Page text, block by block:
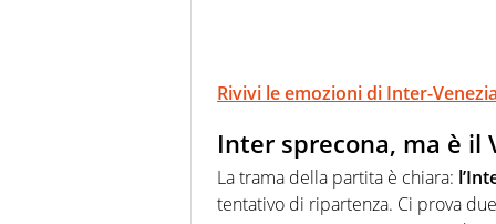
Rivivi le emozioni di Inter-
Inter sprecona, ma è il
La trama della partita è chiara:
tentativo di ripartenza. Ci prova